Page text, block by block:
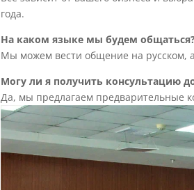
года.
На каком языке мы будем
Мы можем вести общение на русском,
Могу ли я получить консультацию
Да, мы предлагаем предварительные